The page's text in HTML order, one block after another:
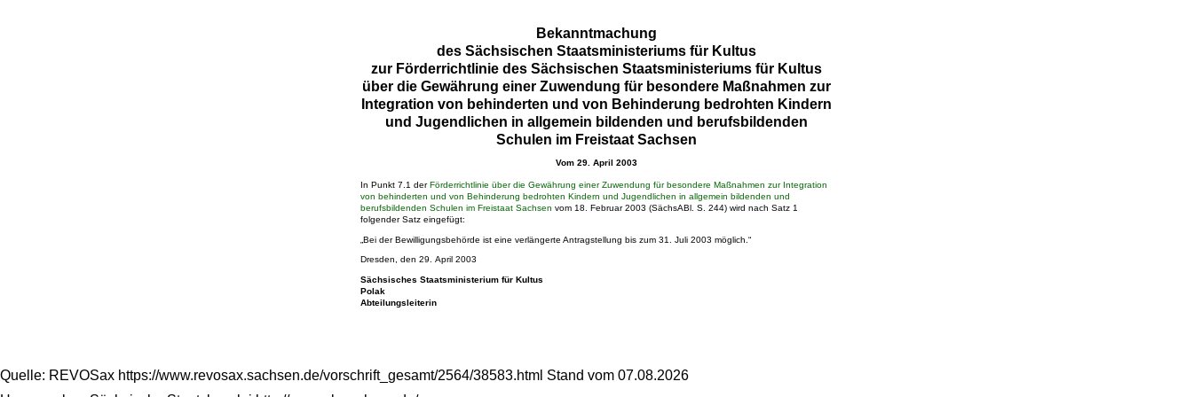
Bekanntmachung
des Sächsischen Staatsministeriums für Kultus
zur Förderrichtlinie des Sächsischen Staatsministeriums für Kultus
über die Gewährung einer Zuwendung für besondere Maßnahmen zur
Integration von behinderten und von Behinderung bedrohten Kindern
und Jugendlichen in allgemein bildenden und berufsbildenden
Schulen im Freistaat Sachsen
Vom 29. April 2003
In Punkt 7.1 derFörderrichtlinie über die Gewährung einer Zuwendung für besondere Maßnahmen zur Integration
von behinderten und von Behinderung bedrohten Kindern und Jugendlichen in allgemein bildenden und
berufsbildenden Schulen im Freistaat Sachsen vom 18. Februar 2003 (SächsABl. S. 244) wird nach Satz 1
folgender Satz eingefügt:
„Bei der Bewilligungsbehörde ist eine verlängerte Antragstellung bis zum 31. Juli 2003 möglich.“
Dresden, den 29. April 2003
Sächsisches Staatsministerium für Kultus
Polak
Abteilungsleiterin
Quelle: REVOSax https://www.revosax.sachsen.de/vorschrift_gesamt/2564/38583.html Stand vom 07.08.2026